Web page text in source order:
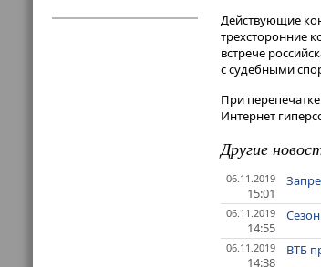
Действующие
трехсторонние
встрече
с судебными
При
Интернет
Другие
06.11.2019
15:01
06.11.2019
14:55
06.11.2019
14:38
ВТБ